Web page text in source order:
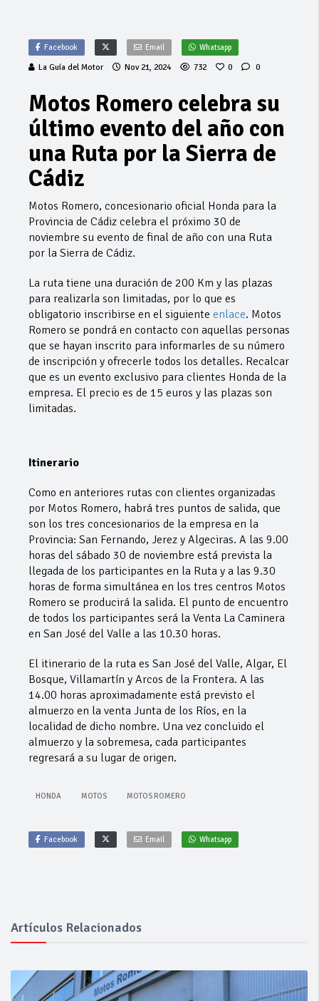
Facebook Email Whatsapp
La Guía del Motor Nov 21, 2024 732 0 0
Motos Romero celebra su
último evento del año con
una Ruta por la Sierra de
Cádiz
Motos Romero, concesionario oficial Honda para la
Provincia de Cádiz celebra el próximo 30 de
noviembre su evento de final de año con una Ruta
por la Sierra de Cádiz.
La ruta tiene una duración de 200 Km y las plazas
para realizarla son limitadas, por lo que es
obligatorio inscribirse en el siguiente enlace. Motos
Romero se pondrá en contacto con aquellas personas
que se hayan inscrito para informarles de su número
de inscripción y ofrecerle todos los detalles. Recalcar
que es un evento exclusivo para clientes Honda de la
empresa. El precio es de 15 euros y las plazas son
limitadas.
Itinerario
Como en anteriores rutas con clientes organizadas
por Motos Romero, habrá tres puntos de salida, que
son los tres concesionarios de la empresa en la
Provincia: San Fernando, Jerez y Algeciras. A las 9.00
horas del sábado 30 de noviembre está prevista la
llegada de los participantes en la Ruta y a las 9.30
horas de forma simultánea en los tres centros Motos
Romero se producirá la salida. El punto de encuentro
de todos los participantes será la Venta La Caminera
en San José del Valle a las 10.30 horas.
El itinerario de la ruta es San José del Valle, Algar, El
Bosque, Villamartín y Arcos de la Frontera. A las
14.00 horas aproximadamente está previsto el
almuerzo en la venta Junta de los Ríos, en la
localidad de dicho nombre. Una vez concluido el
almuerzo y la sobremesa, cada participantes
regresará a su lugar de origen.
HONDA MOTOS MOTOS ROMERO
Facebook Email Whatsapp
Artículos Relacionados